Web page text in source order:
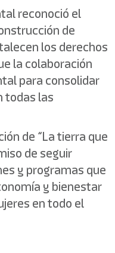
reconoció el
de
los derechos
la colaboración
para consolidar
todas las
de “La tierra que
de seguir
y programas que
y bienestar
en todo el